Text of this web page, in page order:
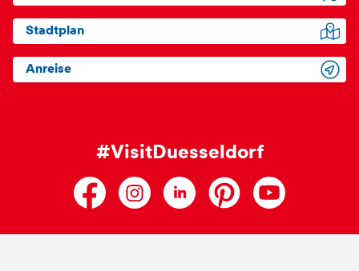
Stadtplan
Anreise
#VisitDuesseldorf